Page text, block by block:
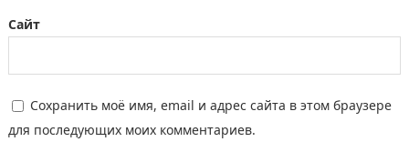
Сайт
Сохранить моё имя, email и адрес сайта в этом браузере
для последующих моих комментариев.